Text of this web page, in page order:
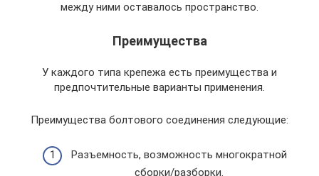
между ними оставалось пространство.
Преимущества
У каждого типа крепежа есть преимущества и
предпочтительные варианты применения.
Преимущества болтового соединения следующие:
Разъемность, возможность многократной
сборки/разборки.